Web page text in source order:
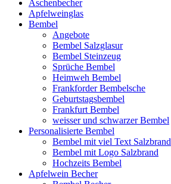
Aschenbecher
Apfelweinglas
Bembel
Angebote
Bembel Salzglasur
Bembel Steinzeug
Sprüche Bembel
Heimweh Bembel
Frankforder Bembelsche
Geburtstagsbembel
Frankfurt Bembel
weisser und schwarzer Bembel
Personalisierte Bembel
Bembel mit viel Text Salzbrand
Bembel mit Logo Salzbrand
Hochzeits Bembel
Apfelwein Becher